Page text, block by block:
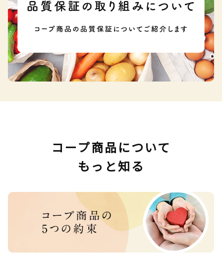
コープ商品について
もっと知る